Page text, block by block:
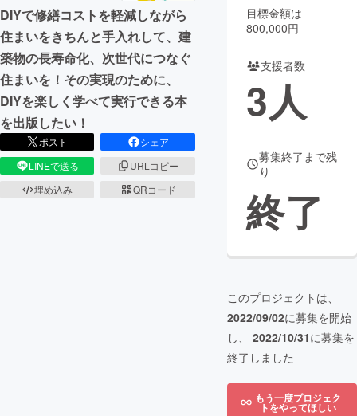
まちづくり・地域活性化
CAMPFIRE for Social Good
CAMPFIRE Creation
CAMPFIREふるさと納税
コミュニティ
DIYで修繕コストを軽減しながら
住まいをきちんと手入れして、建
築物の長寿命化、次世代につなぐ
住まいを！その実現のために、
DIYを楽しく学べて実行できる本
を出版したい！
ポスト
シェア
LINEで送る
URLコピー
埋め込み
QRコード
目標金額は
800,000円
支援者数
3人
募集終了まで残
り
終了
このプロジェクトは、
2022/09/02に募集を開始
し、 2022/10/31に募集を
終了しました
もう一度プロジェク
トをやってほしい